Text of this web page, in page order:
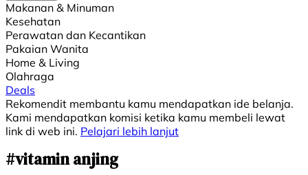
Makanan & Minuman
Kesehatan
Perawatan dan Kecantikan
Pakaian Wanita
Home & Living
Olahraga
Deals
Rekomendit membantu kamu mendapatkan ide belanja.
Kami mendapatkan komisi ketika kamu membeli lewat
link di web ini. Pelajari lebih lanjut
#vitamin anjing